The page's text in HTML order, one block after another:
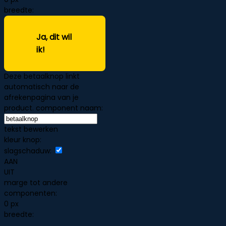
breedte:
Ja, dit wil
ik!
Deze betaalknop linkt
automatisch naar de
afrekenpagina van je
product. component naam:
tekst bewerken
kleur knop:
slagschaduw:
AAN
UIT
marge tot andere
componenten:
0 px
breedte: